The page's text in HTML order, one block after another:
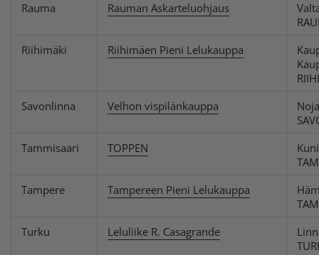
Rauma
Rauman Askarteluohjaus
Riihimäki
Riihimäen Pieni Lelukauppa
Savonlinna
Velhon vispilänkauppa
Tammisaari
TOPPEN
Tampere
Tampereen Pieni Lelukauppa
Turku
Leluliike R. Casagrande